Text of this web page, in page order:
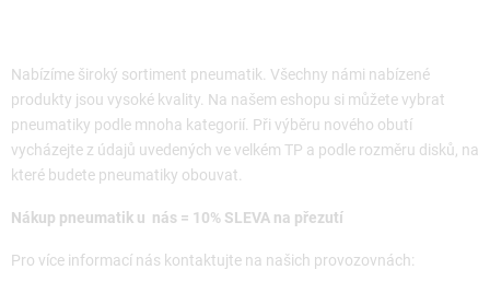
Nabízíme široký sortiment pneumatik. Všechny námi nabízené
produkty jsou vysoké kvality. Na našem eshopu si můžete vybrat
pneumatiky podle mnoha kategorií. Při výběru nového obutí
vycházejte z údajů uvedených ve velkém TP a podle rozměru disků, na
které budete pneumatiky obouvat.
Nákup pneumatik u nás = 10% SLEVA na přezutí
Pro více informací nás kontaktujte na našich provozovnách: